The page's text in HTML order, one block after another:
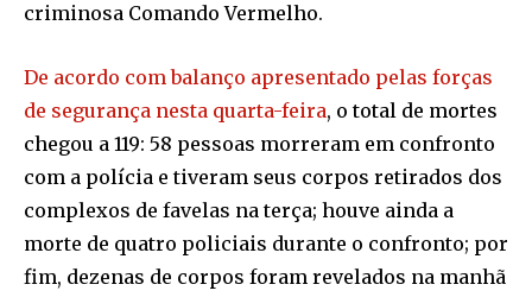
criminosa Comando Vermelho.
De acordo com balanço apresentado pelas forças
de segurança nesta quarta-feira, o total de mortes
chegou a 119: 58 pessoas morreram em confronto
com a polícia e tiveram seus corpos retirados dos
complexos de favelas na terça; houve ainda a
morte de quatro policiais durante o confronto; por
fim, dezenas de corpos foram revelados na manhã